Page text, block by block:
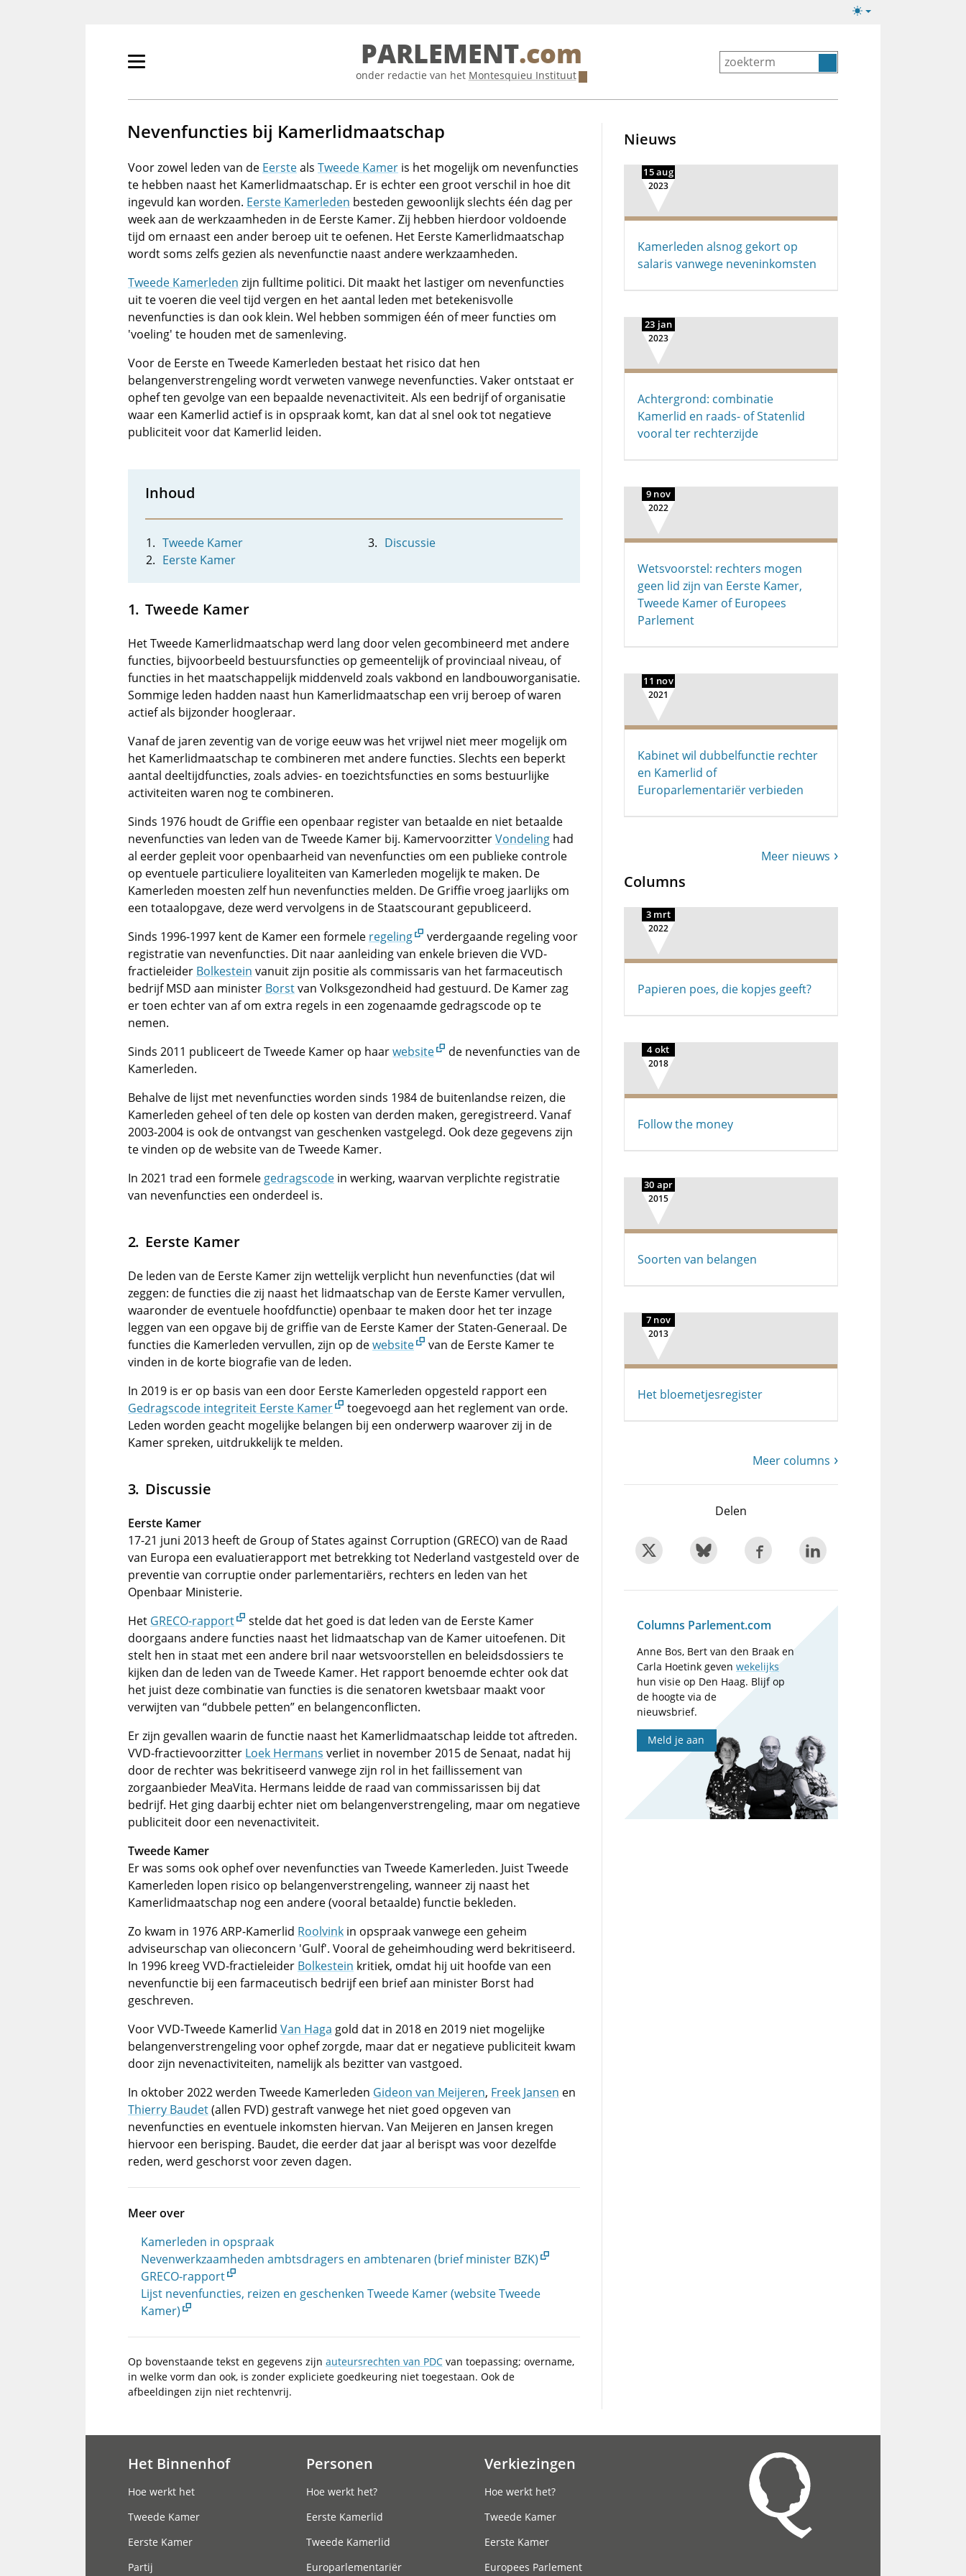
Lichte/donkere
Primair
tonen/verbergen
PARLEMENT.com
onder redactie van het Montesquieu Instituut
Nevenfuncties bij Kamerlidmaatschap
Voor zowel leden van de Eersteals Tweede Kamer is het mogelijk om nevenfuncties
te hebben naast het Kamerlidmaatschap. Er is echter een groot verschil in hoe dit
ingevuld kan worden. Eerste Kamerleden besteden gewoonlijk slechts één dag per
week aan de werkzaamheden in de Eerste Kamer. Zij hebben hierdoor voldoende
tijd om ernaast een ander beroep uit te oefenen. Het Eerste Kamerlidmaatschap
wordt soms zelfs gezien als nevenfunctie naast andere werkzaamheden.
Tweede Kamerleden zijn fulltime politici. Dit maakt het lastiger om nevenfuncties
uit te voeren die veel tijd vergen en het aantal leden met betekenisvolle
nevenfuncties is dan ook klein. Wel hebben sommigen één of meer functies om
'voeling' te houden met de samenleving.
Voor de Eerste en Tweede Kamerleden bestaat het risico dat hen
belangenverstrengeling wordt verweten vanwege nevenfuncties. Vaker ontstaat er
ophef ten gevolge van een bepaalde nevenactiviteit. Als een bedrijf of organisatie
waar een Kamerlid actief is in opspraak komt, kan dat al snel ook tot negatieve
publiciteit voor dat Kamerlid leiden.
Inhoud
Tweede Kamer
Eerste Kamer
Discussie
Tweede Kamer
Het Tweede Kamerlidmaatschap werd lang door velen gecombineerd met andere
functies, bijvoorbeeld bestuursfuncties op gemeentelijk of provinciaal niveau, of
functies in het maatschappelijk middenveld zoals vakbond en landbouworganisatie.
Sommige leden hadden naast hun Kamerlidmaatschap een vrij beroep of waren
actief als bijzonder hoogleraar.
Vanaf de jaren zeventig van de vorige eeuw was het vrijwel niet meer mogelijk om
het Kamerlidmaatschap te combineren met andere functies. Slechts een beperkt
aantal deeltijdfuncties, zoals advies- en toezichtsfuncties en soms bestuurlijke
activiteiten waren nog te combineren.
Sinds 1976 houdt de Griffie een openbaar register van betaalde en niet betaalde
nevenfuncties van leden van de Tweede Kamer bij. KamervoorzitterVondeling had
al eerder gepleit voor openbaarheid van nevenfuncties om een publieke controle
op eventuele particuliere loyaliteiten van Kamerleden mogelijk te maken. De
Kamerleden moesten zelf hun nevenfuncties melden. De Griffie vroeg jaarlijks om
een totaalopgave, deze werd vervolgens in de Staatscourant gepubliceerd.
Sinds 1996-1997 kent de Kamer een formele regeling
verdergaande regeling voor
registratie van nevenfuncties. Dit naar aanleiding van enkele brieven die VVD-
fractieleider Bolkestein vanuit zijn positie als commissaris van het farmaceutisch
bedrijf MSD aan minister Borstvan Volksgezondheid had gestuurd. De Kamer zag
er toen echter van af om extra regels in een zogenaamde gedragscode op te
nemen.
Sinds 2011 publiceert de Tweede Kamer op haarwebsite
de nevenfuncties van de
Kamerleden.
Behalve de lijst met nevenfuncties worden sinds 1984 de buitenlandse reizen, die
Kamerleden geheel of ten dele op kosten van derden maken, geregistreerd. Vanaf
2003-2004 is ook de ontvangst van geschenken vastgelegd. Ook deze gegevens zijn
te vinden op de website van de Tweede Kamer.
In 2021 trad een formele gedragscode in werking, waarvan verplichte registratie
van nevenfuncties een onderdeel is.
Eerste Kamer
De leden van de Eerste Kamer zijn wettelijk verplicht hun nevenfuncties (dat wil
zeggen: de functies die zij naast het lidmaatschap van de Eerste Kamer vervullen,
waaronder de eventuele hoofdfunctie) openbaar te maken door het ter inzage
leggen van een opgave bij de griffie van de Eerste Kamer der Staten-Generaal. De
functies die Kamerleden vervullen, zijn op dewebsite
van de Eerste Kamer te
vinden in de korte biografie van de leden.
In 2019 is er op basis van een door Eerste Kamerleden opgesteld rapport een
Gedragscode integriteit Eerste Kamer
toegevoegd aan het reglement van orde.
Leden worden geacht mogelijke belangen bij een onderwerp waarover zij in de
Kamer spreken, uitdrukkelijk te melden.
Discussie
Eerste Kamer
17-21 juni 2013 heeft de Group of States against Corruption (GRECO) van de Raad
van Europa een evaluatierapport met betrekking tot Nederland vastgesteld over de
preventie van corruptie onder parlementariërs, rechters en leden van het
Openbaar Ministerie.
Het GRECO-rapport
stelde dat het goed is dat leden van de Eerste Kamer
doorgaans andere functies naast het lidmaatschap van de Kamer uitoefenen. Dit
stelt hen in staat met een andere bril naar wetsvoorstellen en beleidsdossiers te
kijken dan de leden van de Tweede Kamer. Het rapport benoemde echter ook dat
het juist deze combinatie van functies is die senatoren kwetsbaar maakt voor
verwijten van “dubbele petten” en belangenconflicten.
Er zijn gevallen waarin de functie naast het Kamerlidmaatschap leidde tot aftreden.
VVD-fractievoorzitter Loek Hermans verliet in november 2015 de Senaat, nadat hij
door de rechter was bekritiseerd vanwege zijn rol in het faillissement van
zorgaanbieder MeaVita. Hermans leidde de raad van commissarissen bij dat
bedrijf. Het ging daarbij echter niet om belangenverstrengeling, maar om negatieve
publiciteit door een nevenactiviteit.
Tweede Kamer
Er was soms ook ophef over nevenfuncties van Tweede Kamerleden. Juist Tweede
Kamerleden lopen risico op belangenverstrengeling, wanneer zij naast het
Kamerlidmaatschap nog een andere (vooral betaalde) functie bekleden.
Zo kwam in 1976 ARP-Kamerlid Roolvink in opspraak vanwege een geheim
adviseurschap van olieconcern 'Gulf'. Vooral de geheimhouding werd bekritiseerd.
In 1996 kreeg VVD-fractieleider Bolkestein kritiek, omdat hij uit hoofde van een
nevenfunctie bij een farmaceutisch bedrijf een brief aan minister Borst had
geschreven.
Voor VVD-Tweede Kamerlid Van Haga gold dat in 2018 en 2019 niet mogelijke
belangenverstrengeling voor ophef zorgde, maar dat er negatieve publiciteit kwam
door zijn nevenactiviteiten, namelijk als bezitter van vastgoed.
In oktober 2022 werden Tweede Kamerleden Gideon van Meijeren, Freek Jansen en
Thierry Baudet(allen FVD) gestraft vanwege het niet goed opgeven van
nevenfuncties en eventuele inkomsten hiervan. Van Meijeren en Jansen kregen
hiervoor een berisping. Baudet, die eerder dat jaar al berispt was voor dezelfde
reden, werd geschorst voor zeven dagen.
Meer over
Kamerleden in opspraak
Nevenwerkzaamheden ambtsdragers en ambtenaren (brief minister BZK)
GRECO-rapport
Lijst nevenfuncties, reizen en geschenken Tweede Kamer (website Tweede
Kamer)
Op bovenstaande tekst en gegevens zijn auteursrechten van PDC van toepassing; overname,
in welke vorm dan ook, is zonder expliciete goedkeuring niet toegestaan. Ook de
afbeeldingen zijn niet rechtenvrij.
Nieuws
15 aug
2023
Kamerleden alsnog gekort op
salaris vanwege neveninkomsten
23 jan
2023
Achtergrond: combinatie
Kamerlid en raads- of Statenlid
vooral ter rechterzijde
9 nov
2022
Wetsvoorstel: rechters mogen
geen lid zijn van Eerste Kamer,
Tweede Kamer of Europees
Parlement
11 nov
2021
Kabinet wil dubbelfunctie rechter
en Kamerlid of
Europarlementariër verbieden
Meer nieuws
Columns
3 mrt
2022
Papieren poes, die kopjes geeft?
4 okt
2018
Follow the money
30 apr
2015
Soorten van belangen
7 nov
2013
Het bloemetjesregister
Meer columns
Delen
Columns Parlement.com
Anne Bos, Bert van den Braak en
Carla Hoetink gevenwekelijks
hun visie op Den Haag. Blijf op
de hoogte via de
nieuwsbrief.
Meld je aan
Het Binnenhof
Hoe werkt het
Tweede Kamer
Eerste Kamer
Partij
Personen
Hoe werkt het?
Eerste Kamerlid
Tweede Kamerlid
Europarlementariër
Verkiezingen
Hoe werkt het?
Tweede Kamer
Eerste Kamer
Europees Parlement